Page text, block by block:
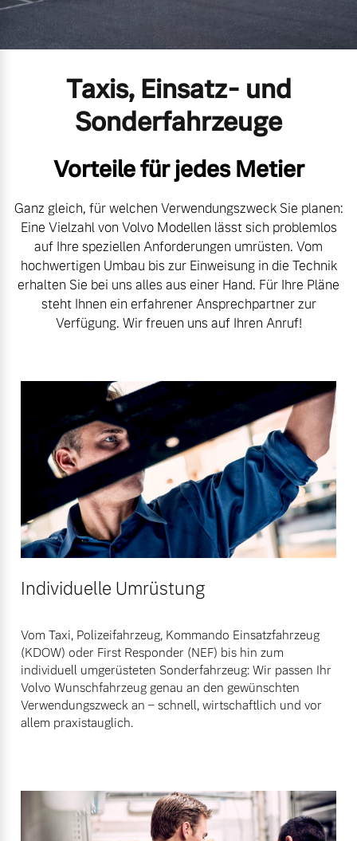
Geschäftskunden
Editionsmodelle
Konnektivität
Fahrzeug konfigurieren
Sofort verfügbare Fahrzeuge
Volvo Selekt
Gebrauchtwagen
Mehr erfahren
Editionsmodelle
Jetzt kennenlernen
Aktuelle Zubehörangebote
Zubehörkatalog
Service by Volvo
Sie erhalten bei uns eine
Vielzahl von Original
Volvo Winter- und
direkt an.
Mehr erfahren
Frühjahrscheck
Entdecken Sie unsere
saisonalen Angebote.
Finanzierung & Leasing
Versicherung
Unsere News & Events
Taxis, Einsatz- und
Sonderfahrzeuge
Vorteile für jedes Metier
Ganz gleich, für welchen Verwendungszweck Sie planen:
Eine Vielzahl von Volvo Modellen lässt sich problemlos
auf Ihre speziellen Anforderungen umrüsten. Vom
hochwertigen Umbau bis zur Einweisung in die Technik
erhalten Sie bei uns alles aus einer Hand. Für Ihre Pläne
steht Ihnen ein erfahrener Ansprechpartner zur
Verfügung. Wir freuen uns auf Ihren Anruf!
Individuelle Umrüstung
Vom Taxi, Polizeifahrzeug, Kommando Einsatzfahrzeug
(KDOW) oder First Responder (NEF) bis hin zum
individuell umgerüsteten Sonderfahrzeug: Wir passen Ihr
Volvo Wunschfahrzeug genau an den gewünschten
Verwendungszweck an – schnell, wirtschaftlich und vor
allem praxistauglich.